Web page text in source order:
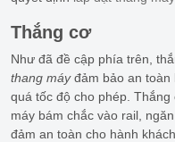
Thắng cơ
Như đã đề cập phía trên,
thang máyđảm bảo an toàn
quá tốc độ cho phép.
máy bám chắc vào rail,
đảm an toàn cho hành